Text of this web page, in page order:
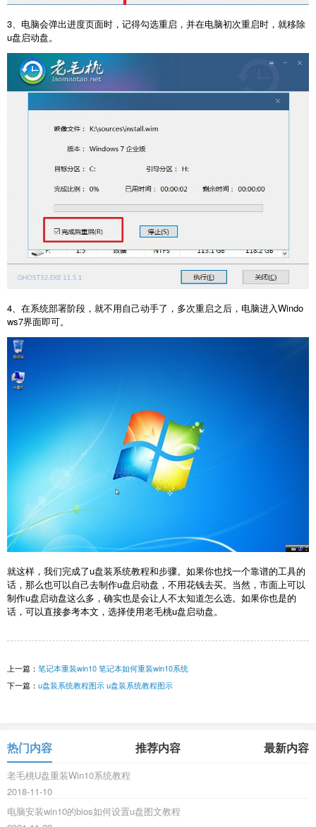
3、电脑会弹出进度页面时，记得勾选重启，并在电脑初次重启时，就移除
u盘启动盘。
4、在系统部署阶段，就不用自己动手了，多次重启之后，电脑进入Windo
ws7界面即可。
就这样，我们完成了u盘装系统教程和步骤。如果你也找一个靠谱的工具的
话，那么也可以自己去制作u盘启动盘，不用花钱去买。当然，市面上可以
制作u盘启动盘这么多，确实也是会让人不太知道怎么选。如果你也是的
话，可以直接参考本文，选择使用老毛桃u盘启动盘。
上一篇： 笔记本重装win10 笔记本如何重装win10系统
下一篇： u盘装系统教程图示 u盘装系统教程图示
热门内容 推荐内容 最新内容
老毛桃U盘重装Win10系统教程
2018-11-10
电脑安装win10的bios如何设置u盘图文教程